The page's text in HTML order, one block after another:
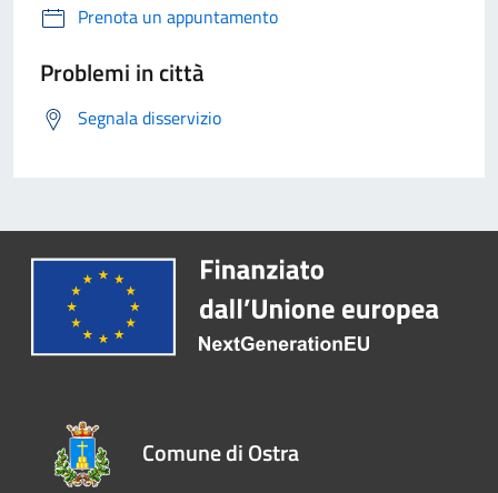
Prenota un appuntamento
Problemi in città
Segnala disservizio
Comune di Ostra